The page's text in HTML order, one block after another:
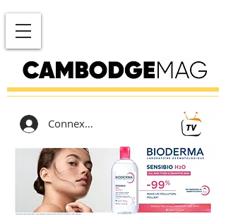
Connexion